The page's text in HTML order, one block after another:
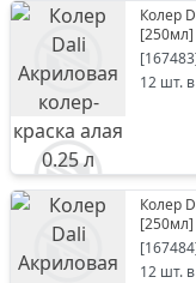
Колер
[250мл]
[167483
12 шт.
Колер
[250мл]
[167484
12 шт.